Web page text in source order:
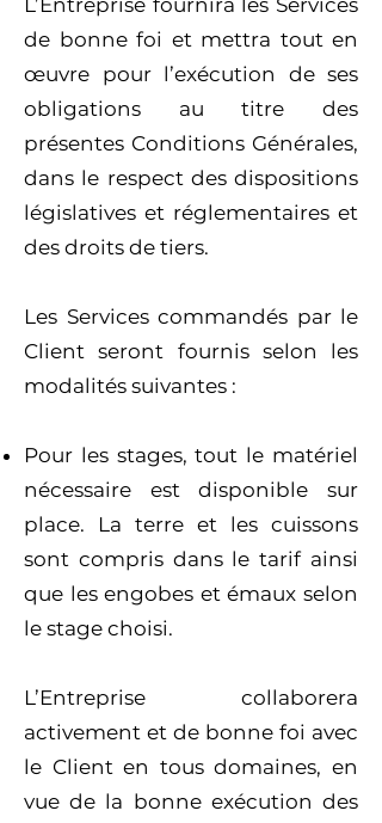
L’Entreprise fournira les Services
de bonne foi et mettra tout en
œuvre pour l’exécution de ses
obligations au titre des
présentes Conditions Générales,
dans le respect des dispositions
législatives et réglementaires et
des droits de tiers.
Les Services commandés par le
Client seront fournis selon les
modalités suivantes :
Pour les stages, tout le matériel
nécessaire est disponible sur
place. La terre et les cuissons
sont compris dans le tarif ainsi
que les engobes et émaux selon
le stage choisi.
L’Entreprise collaborera
activement et de bonne foi avec
le Client en tous domaines, en
vue de la bonne exécution des